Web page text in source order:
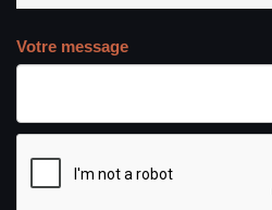
Votre message